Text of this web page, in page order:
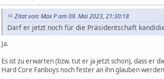
Zitat von: Max P am 09. Mai 2023, 21:30:18
Darf er jetzt noch für die Präsidentschaft
Ja.
Es ist zu erwarten (bzw. tut er ja jetzt schon), dass er
Hard Core Fanboys noch fester an ihn glauben